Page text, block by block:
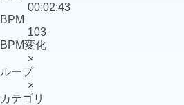
00:02:43
BPM
103
BPM変化
×
ループ
×
カテゴリ